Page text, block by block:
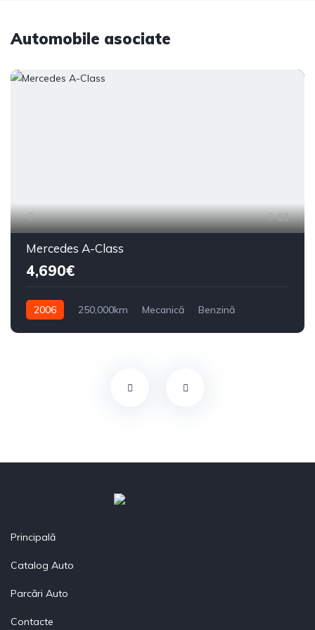
Automobile asociate
13
Mercedes A-Class
4,690€
2006 250,000km Mecanică
Benzină
Principală
Catalog Auto
Parcări Auto
Contacte